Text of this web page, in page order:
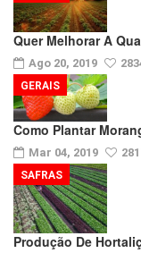
Quer Melhorar A
Ago 20, 2019
Como Plantar
Mar 04, 2019
GERAIS
Produção De
SAFRAS